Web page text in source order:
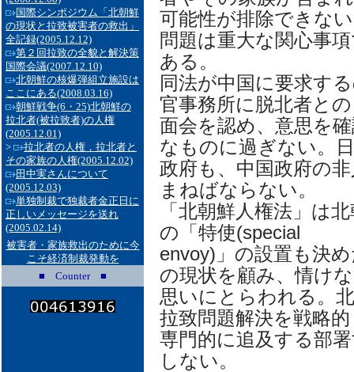
国際シンポジウム「北朝鮮
の現状と拉致被害者の救出」
全記録(2005.12.12)
第２回拉致の全貌と解決策
国際会議(2007.12.10)
北朝鮮の核爆弾組立施設は
ここにある(2008.03.16)
朝鮮戦争(6・25)北朝鮮の
拉北者(被拉致者)の人権
(2005.12.01)
>
拉北者の人権，拉北者と
その家族の人権(2005.12.02)
田中実さんについて
(2005.12.03)
単独制裁で独裁者金正日に
正しいメッセージを送れ
(2005.02.14)
被害者・家族救出のために今
こそ経済制裁発動を
■ Counter ■
可能性が排除できな
問題は重大な関心事
ある。
同法が中国に要求す
官事務所に脱北者との
面会を認め、意思を
なものに過ぎない。
政府も、中国政府の
まねばならない。
「北朝鮮人権法」は
の「特使(special
envoy)」の設置も決
の現状を顧み、情け
思いにとらわれる。
拉致問題解決を戦略的
専門的に追及する部
しない。